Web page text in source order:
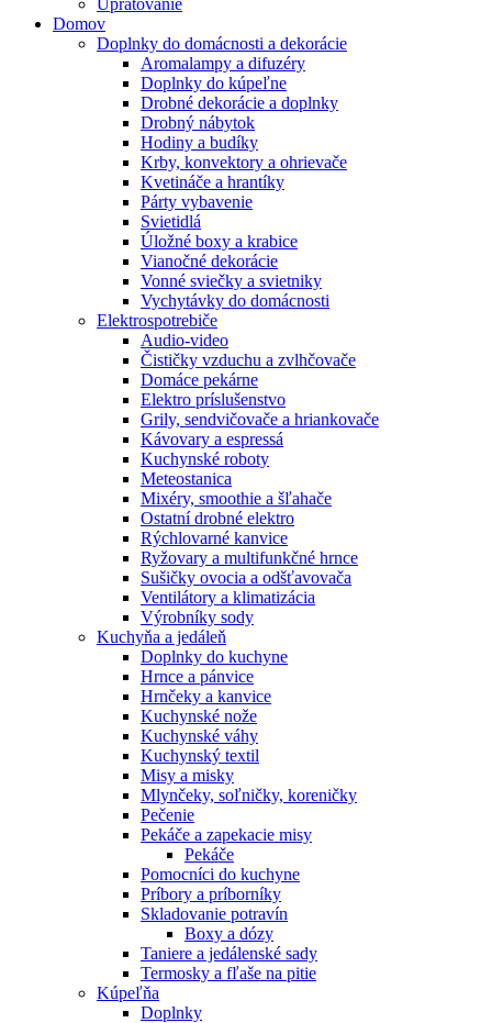
Upratovanie
Domov
Doplnky do domácnosti a dekorácie
Aromalampy a difuzéry
Doplnky do kúpeľne
Drobné dekorácie a doplnky
Drobný nábytok
Hodiny a budíky
Krby, konvektory a ohrievače
Kvetináče a hrantíky
Párty vybavenie
Svietidlá
Úložné boxy a krabice
Vianočné dekorácie
Vonné sviečky a svietniky
Vychytávky do domácnosti
Elektrospotrebiče
Audio-video
Čističky vzduchu a zvlhčovače
Domáce pekárne
Elektro príslušenstvo
Grily, sendvičovače a hriankovače
Kávovary a espressá
Kuchynské roboty
Meteostanica
Mixéry, smoothie a šľahače
Ostatní drobné elektro
Rýchlovarné kanvice
Ryžovary a multifunkčné hrnce
Sušičky ovocia a odšťavovača
Ventilátory a klimatizácia
Výrobníky sody
Kuchyňa a jedáleň
Doplnky do kuchyne
Hrnce a pánvice
Hrnčeky a kanvice
Kuchynské nože
Kuchynské váhy
Kuchynský textil
Misy a misky
Mlynčeky, soľničky, koreničky
Pečenie
Pekáče a zapekacie misy
Pekáče
Pomocníci do kuchyne
Príbory a príborníky
Skladovanie potravín
Boxy a dózy
Taniere a jedálenské sady
Termosky a fľaše na pitie
Kúpeľňa
Doplnky